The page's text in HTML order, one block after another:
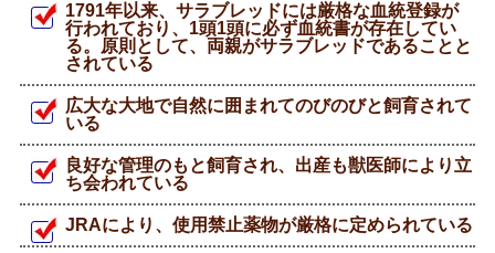
1791年以来、サラブレッドには厳格な血統登録が
行われており、1頭1頭に必ず血統書が存在してい
る。原則として、両親がサラブレッドであることと
されている
広大な大地で自然に囲まれてのびのびと飼育されて
いる
良好な管理のもと飼育され、出産も獣医師により立
ち会われている
JRAにより、使用禁止薬物が厳格に定められている